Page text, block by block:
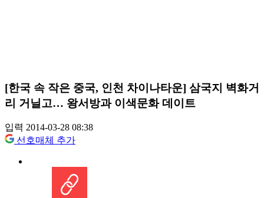
[한국 속 작은 중국, 인천 차이나타운] 삼국지 벽화거
리 거닐고… 왕서방과 이색문화 데이트
입력 2014-03-28 08:38
선호매체 추가